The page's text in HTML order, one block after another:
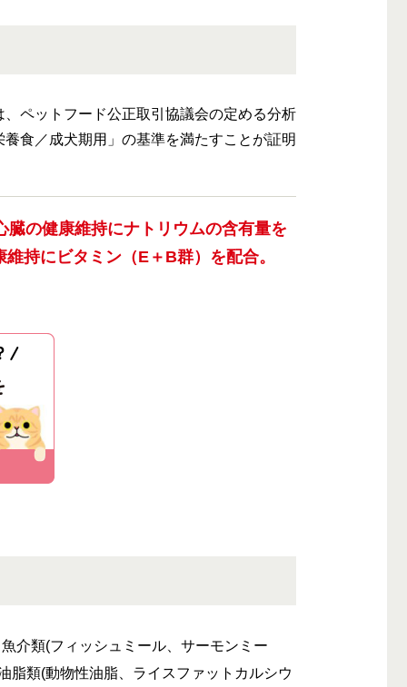
ペットフード公正取引協議会の定める分析
食／成犬期用」の基準を満たすことが証明
臓の健康維持にナトリウムの含有量を
持にビタミン（E＋B群）を配合。
介類(フィッシュミール、サーモンミー
脂類(動物性油脂、ライスファットカルシウ